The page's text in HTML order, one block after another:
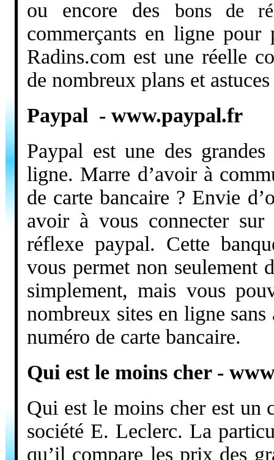
ou encore des bons de
commerçants en ligne
Radins.com est une réelle
de nombreux plans et
Paypal - www.paypal.fr
Paypal est une des
ligne. Marre d’avoir à
de carte bancaire ? Envie
avoir à vous connecter
réflexe paypal. Cette
vous permet non seulement
simplement, mais vous
nombreux sites en ligne
numéro de carte bancaire.
Qui est le moins cher -
Qui est le moins cher est un
société E. Leclerc. La
qu’il compare les prix des